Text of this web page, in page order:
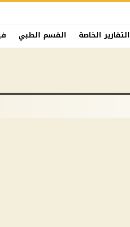
التقارير الخاصة القسم الطبي